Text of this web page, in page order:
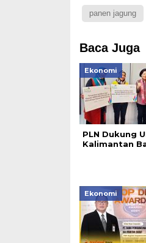
panen jagung
Baca Juga
Ekonomi
PLN Dukung
Kalimantan
Ekonomi